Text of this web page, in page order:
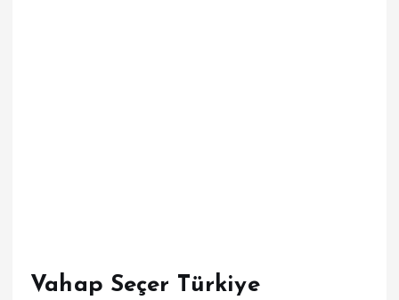
Vahap Seçer Türkiye